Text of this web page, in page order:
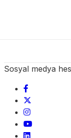
Sosyal medya